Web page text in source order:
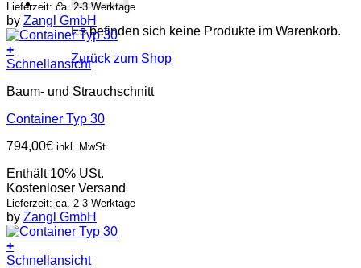
Es befinden sich keine Produkte im Warenkorb.
Zurück zum Shop
Lieferzeit: ca. 2-3 Werktage
by Zangl GmbH
+
Schnellansicht
Baum- und Strauchschnitt
Container Typ 30
794,00€ inkl. MwSt
Enthält 10% USt.
Kostenloser Versand
Lieferzeit: ca. 2-3 Werktage
by Zangl GmbH
+
Schnellansicht